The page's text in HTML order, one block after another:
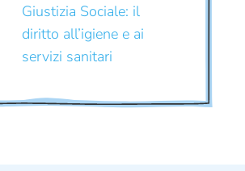
Giustizia Sociale: il
diritto all’igiene e ai
servizi sanitari